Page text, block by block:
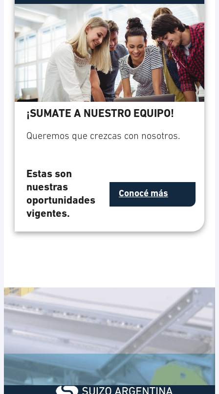
¡SUMATE A NUESTRO EQUIPO!
Queremos que crezcas con nosotros.
Estas son
nuestras
oportunidades
vigentes.
Conocé más